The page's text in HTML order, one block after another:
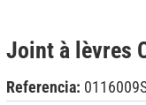
Joint à lèvres
Referencia: